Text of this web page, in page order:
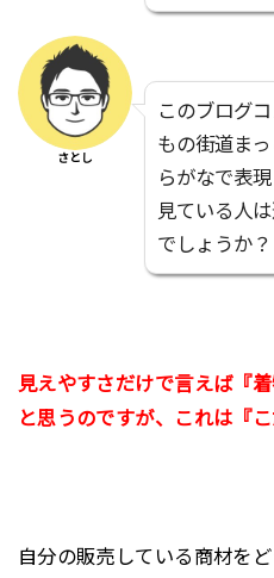
さとし
このブログ
もの街道ま
らがなで表現
見ている人
でしょうか？
見えやすさだけで言えば『
と思うのですが、これは『こ
自分の販売している商材を